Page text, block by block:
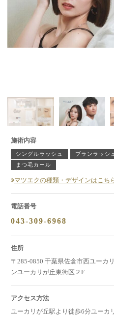
施術内容
シングルラッシュ ブランラッシ
まつ毛カール
マツエクの種類・デザインはこち
電話番号
043-309-6968
住所
〒285-0850 千葉県佐倉市西ユーカ
ンユーカリが丘東街区２F
アクセス方法
ユーカリが丘駅より徒歩6分ユーカ